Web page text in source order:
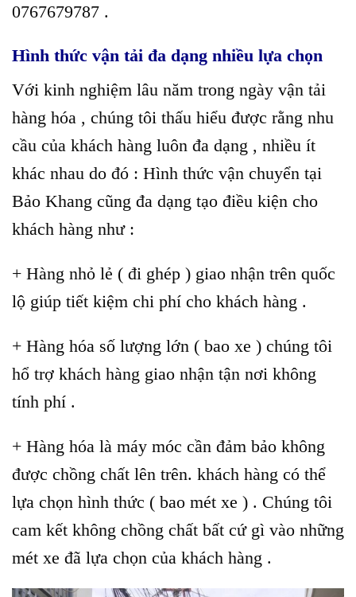
0767679787 .
Hình thức vận tải đa dạng nhiều lựa chọn
Với kinh nghiệm lâu năm trong ngày vận tải
hàng hóa , chúng tôi thấu hiểu được rằng nhu
cầu của khách hàng luôn đa dạng , nhiều ít
khác nhau do đó : Hình thức vận chuyển tại
Bảo Khang cũng đa dạng tạo điều kiện cho
khách hàng như :
+ Hàng nhỏ lẻ ( đi ghép ) giao nhận trên quốc
lộ giúp tiết kiệm chi phí cho khách hàng .
+ Hàng hóa số lượng lớn ( bao xe ) chúng tôi
hổ trợ khách hàng giao nhận tận nơi không
tính phí .
+ Hàng hóa là máy móc cần đảm bảo không
được chồng chất lên trên. khách hàng có thể
lựa chọn hình thức ( bao mét xe ) . Chúng tôi
cam kết không chồng chất bất cứ gì vào những
mét xe đã lựa chọn của khách hàng .